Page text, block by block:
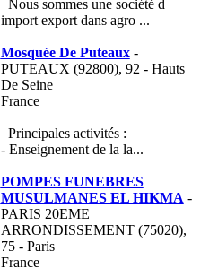
Nous sommes une société d
import export dans agro ...
Mosquée De Puteaux-
PUTEAUX (92800), 92 - Hauts
De Seine
France
Principales activités :
- Enseignement de la la...
POMPES FUNEBRES
MUSULMANES EL HIKMA -
PARIS 20EME
ARRONDISSEMENT (75020),
75 - Paris
France